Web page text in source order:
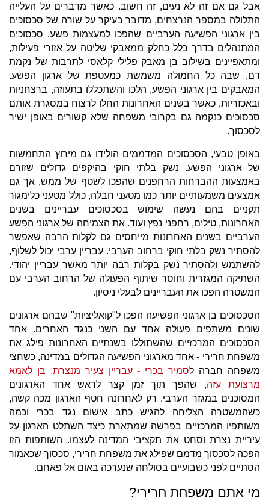
אבל גם אם זה לא נעים, זה חשוב. כאשר מדברים על העלייה
התלולה במספר הנרצחים, מדובר בעיקר על שורה של סכסוכים
בין ארגוני הפשיעה הערביים שהפכו למעצמות פשע. סכסוכים
המתנהלים בדרך כלל כחלק ממאבקי שליטה על אזורי פעילות,
ומתאפיינים בשילוב בן מאבק פלילי קלאסי לתרבות של נקמת
דם, שבה כל החמולה משמשת כמעטפת של ארגון הפשע.
המאבקים בין ארגוני הפשע, הלכו והשתכללו בתעוזה, ברצחניות
ובאכזריות, כאשר בשנים האחרונות החלו לרצוח במסגרת אותם
סכסוכים כנקמה גם בקרובי משפחה שלא קשורים באופן ישיר
לסכסוך.
באופן טבעי, הסכסוכים המדממים הולידו גם מירוץ התחמשות
של ארגוני הפשע. נשק בלתי חוקי בהיקפים גדולים שזורם
באמצעות ההברחות הרחפנים שהפכו לשטף של ממש, אך גם
אמצעים משמעותיים יותר כמו מטעני חבלה, כולל מטעני כלימגור
תקניים בהם נעשה שימוש בסכסוכים עבריינים בשנים
האחרונות, טילים, רחפני נפץ ועוד. את הצמיחה של ארגוני הפשע
הערביים בשנים האחרונות מייחסים גם לקלות הרבה שאפשר
להסתיר נשק בלתי חוקי ברחוב הערבי. עבריין ערבי יכול לשלוף,
להשתמש ולהסתיר נשק בקלות רבה יותר מאשר עבריין יהודי.
השתיקה המגזרית וחוסר שיתוף הפעולה של הרחוב הערבי עם
המשטרה הפכו את העבריינים לבעלי ניסיון.
הסכסוכים בן ארגוני הפשיעה הפכו ל"קואליציות" שבהם ארגונים
שונים משתפים פעולה אחד עם השני כנגד האחרים. אחד
הסכסוכים המרכזיים שהשתוללו בשנתיים האחרונות פילג את
משפחת חרירי - אחד מארגוני הפשיעה הגדולים במדינה, כשחצי
משפחה חברה לסמיר בכרי - עבריין צעיר מנצרת, בן לאמא
מרצועת עזה, שהפך תוך זמן קצר לראש אחד הארגונים
המסוכנים במגזר הערבי. רק לאחרונה חטף הארגון מכה קשה,
כשהמשטרה הצליחה להגיש כתב אישום נגד בכרי וכמה
משותפיו המרכזיים בפרשה שמתארת כיצד השתלט הארגון על
עיריית נצרת וסחט את תקציבי המדינה לעצמו. השותפות הזו
הפכה לסכסוך מדמם שפילג את משפחת חרירי, סכסוך שכאמור
הסתיים לפני כשבועיים בסולחה שנערכה באום אל פאחם.
מי אתם משפחת חרירי?